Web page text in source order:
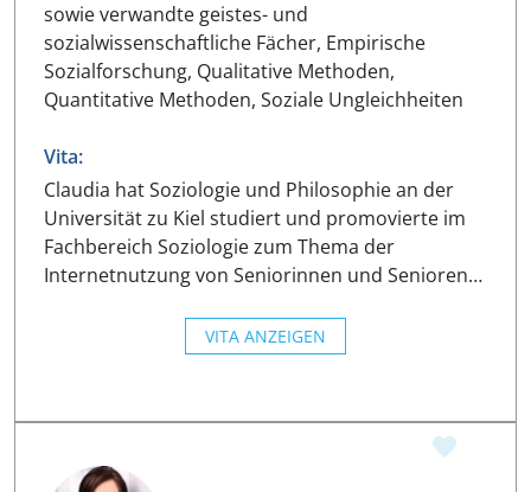
sowie verwandte geistes- und
sozialwissenschaftliche Fächer, Empirische
Sozialforschung, Qualitative Methoden,
Quantitative Methoden, Soziale Ungleichheiten
Vita:
Claudia hat Soziologie und Philosophie an der
Universität zu Kiel studiert und promovierte im
Fachbereich Soziologie zum Thema der
Internetnutzung von Seniorinnen und Senioren…
VITA ANZEIGEN